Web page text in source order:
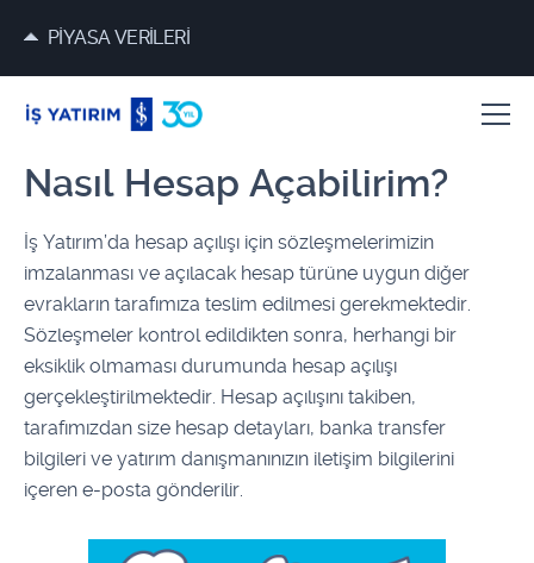
PİYASA VERİLERİ
Nasıl Hesap Açabilirim?
​​​​​​​​​​İş Yatırım’da hesap açılışı için sözleşmelerimizin
imzalanması ve açılacak hesap türüne uygun diğer
evrakların tarafımıza teslim edilmesi gerekmektedir.
Sözleşmeler kontrol edildikten sonra, herhangi bir
eksiklik olmaması durumunda hesap açılışı
gerçekleştirilmektedir. Hesap açılışını takiben,
tarafımızdan size hesap detayları, banka transfer
bilgileri ve yatırım danışmanınızın iletişim bilgilerini
içeren e-posta gönderilir.​